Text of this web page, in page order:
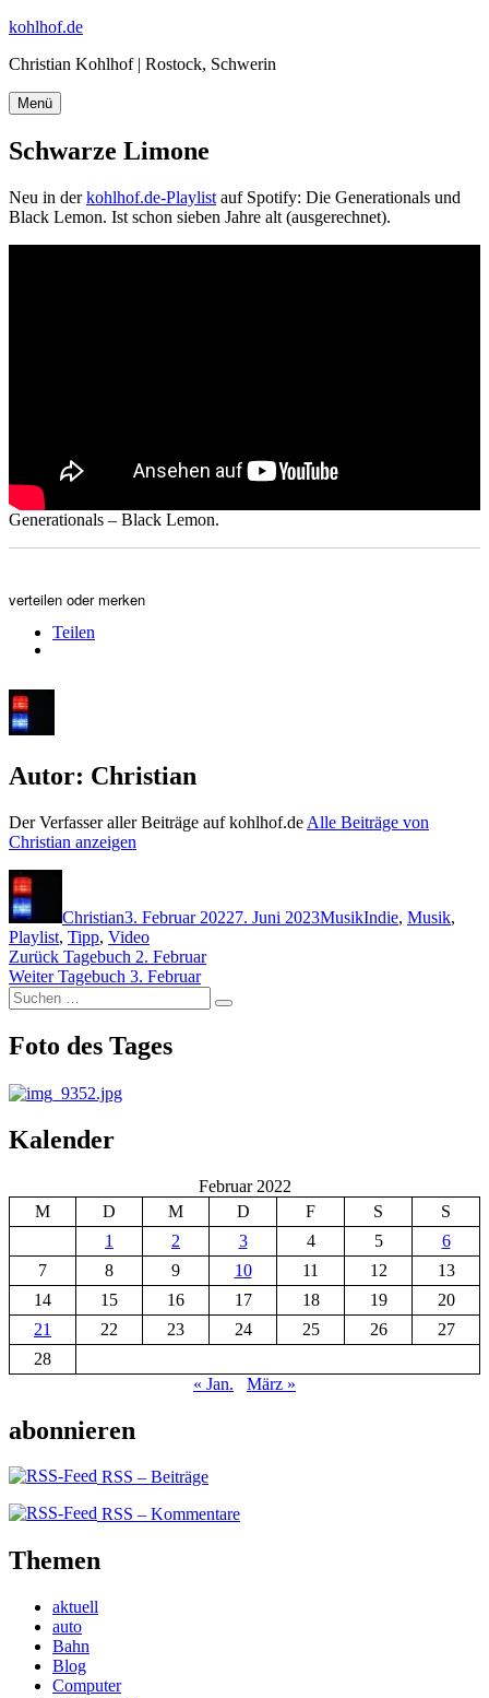
Zum
springen
kohlhof.de
Christian Kohlhof | Rostock, Schwerin
Menü
Schwarze Limone
Neu in derkohlhof.de-Playlist auf Spotify: Die Generationals und
Black Lemon. Ist schon sieben Jahre alt (ausgerechnet).
Generationals – Black Lemon.
verteilen oder merken
Teilen
Autor: Christian
Der Verfasser aller Beiträge auf kohlhof.de Alle Beiträge von
Christian anzeigen
Christian3. Februar 20227. Juni 2023MusikIndie, Musik,
Playlist, Tipp, Video
Beitragsnavigation
Zurück Vorheriger
Beitrag:
Tagebuch 2. Februar
Weiter Nächster
Beitrag:
Tagebuch 3. Februar
Suchen
nach:
Suchen
Foto des Tages
Kalender
Februar 2022
M
D M D F S
S
1
2 3 4 5
6
7
8 9 10 11 12
13
14
15 16 17 18 19
20
21
22 23 24 25 26
27
28
« Jan.
März »
abonnieren
RSS – Beiträge
RSS – Kommentare
Themen
aktuell
auto
Bahn
Blog
Computer